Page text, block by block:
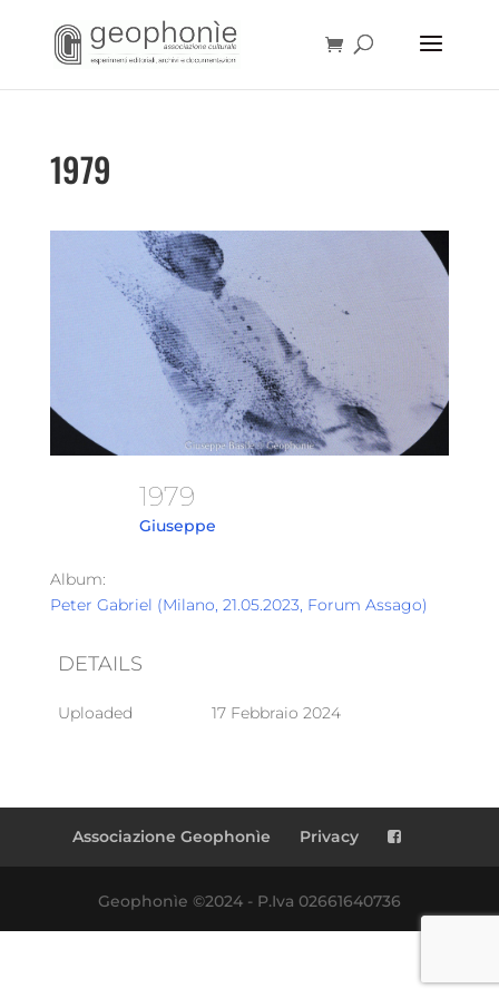
1979
1979
Giuseppe
Album:
Peter Gabriel (Milano, 21.05.2023, Forum Assago)
DETAILS
Uploaded 17 Febbraio 2024
Associazione Geophonìe Privacy
Geophonìe ©2024 - P.Iva 02661640736